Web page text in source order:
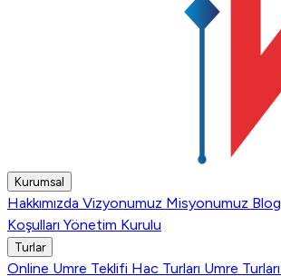
Kurumsal
Hakkımızda Vizyonumuz Misyonumuz Blog
Koşulları Yönetim Kurulu
Turlar
Online Umre Teklifi Hac Turları Umre Turları